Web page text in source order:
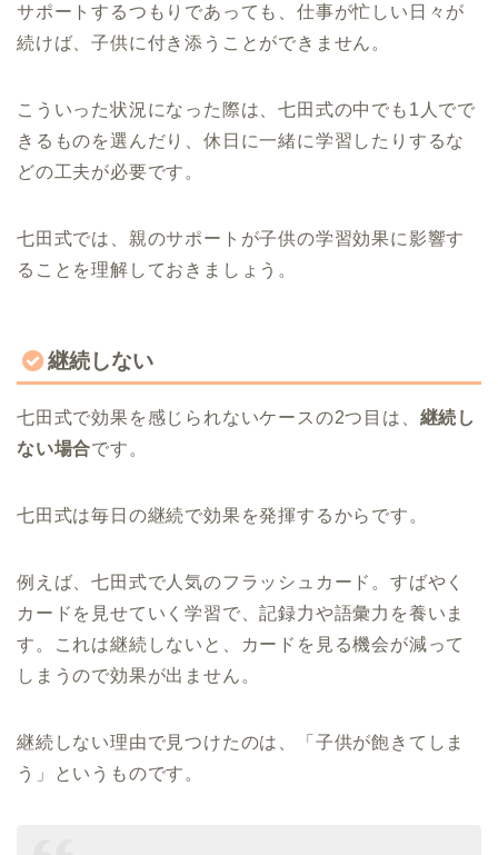
サポートするつもりであっても、仕事が忙しい日々が
続けば、子供に付き添うことができません。
こういった状況になった際は、七田式の中でも1人でで
きるものを選んだり、休日に一緒に学習したりするな
どの工夫が必要です。
七田式では、親のサポートが子供の学習効果に影響す
ることを理解しておきましょう。
継続しない
七田式で効果を感じられないケースの2つ目は、 継続し
ない場合です。
七田式は毎日の継続で効果を発揮するからです。
例えば、七田式で人気のフラッシュカード。すばやく
カードを見せていく学習で、記録力や語彙力を養いま
す。これは継続しないと、カードを見る機会が減って
しまうので効果が出ません。
継続しない理由で見つけたのは、「子供が飽きてしま
う」というものです。